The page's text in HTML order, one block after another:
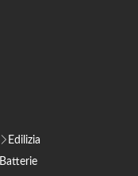
Edilizia
Batterie